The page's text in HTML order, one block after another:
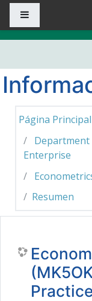
Salta al contenido
Página Principal
Enterprise
Resumen